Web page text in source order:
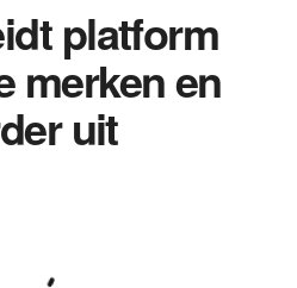
platform
merken en
uit